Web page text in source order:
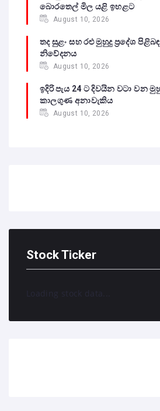
බොරතෙල් මිල යළි ඉහළට
August 10, 2026
තද සුළං සහ රළු මුහුදු ප්‍රදේශ
නිවේදනය
August 10, 2026
ඉදිරි පැය 24 ට දිවයින වටා වන
කාලගුණ අනාවැකිය
August 10, 2026
Stock Ticker
Loading stock data...